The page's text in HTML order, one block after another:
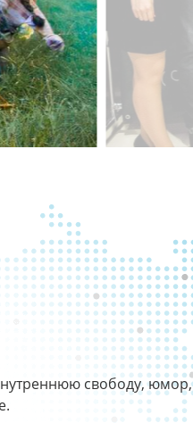
свободу, юмор,